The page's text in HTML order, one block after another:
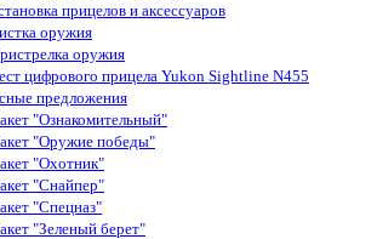
прицелов и аксессуаров
оружия
оружия
цифрового прицела Yukon Sightline N455
предложения
"Ознакомительный"
"Оружие победы"
"Охотник"
"Снайпер"
"Спецназ"
"Зеленый берет"